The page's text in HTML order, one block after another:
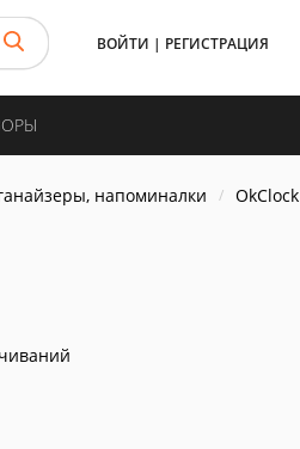
ВОЙТИ | РЕГИСТРАЦИЯ
напоминалки OkClock